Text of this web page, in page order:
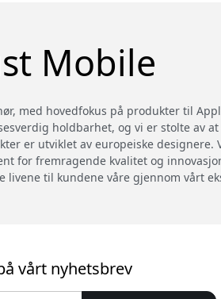
Mobile
med hovedfokus på produkter til
holdbarhet, og vi er stolte av
er utviklet av europeiske
for fremragende kvalitet og
til kundene våre gjennom vårt
vårt nyhetsbrev